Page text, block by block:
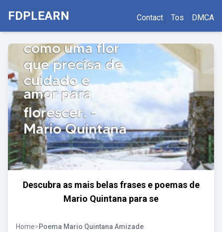
FDPLEARN Contact Tos DMCA
Descubra as mais belas frases e poemas de
Mario Quintana para se
Home>Poema Mario Quintana Amizade